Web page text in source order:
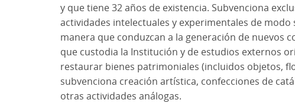
y que tiene 32 años de existencia. Subvenciona
actividades intelectuales y experimentales de
manera que conduzcan a la generación de nuevos
que custodia la Institución y de estudios externos
restaurar bienes patrimoniales (incluidos objetos,
subvenciona creación artística, confecciones de
otras actividades análogas.